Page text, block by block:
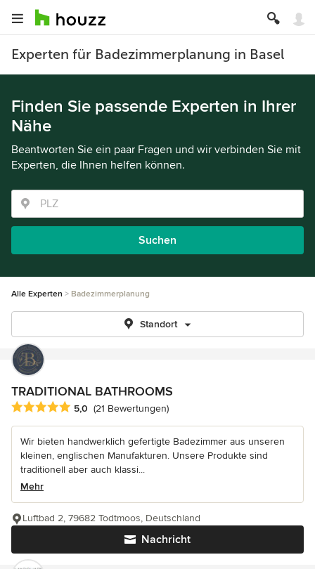
Experten für Badezimmerplanung in Basel
Finden Sie passende Experten in Ihrer
Nähe
Beantworten Sie ein paar Fragen und wir verbinden Sie mit
Experten, die Ihnen helfen können.
Suchen
Alle Experten Badezimmerplanung
Standort
TRADITIONAL BATHROOMS
Durchschnittliche Bewertung: 5 von 5 Sternen
5,0 (21 Bewertungen)
Wir bieten handwerklich gefertigte Badezimmer aus unseren
kleinen, englischen Manufakturen. Unsere Produkte sind
traditionell aber auch klassi...
Mehr
Nachricht
Luftbad 2, 79682 Todtmoos, Deutschland